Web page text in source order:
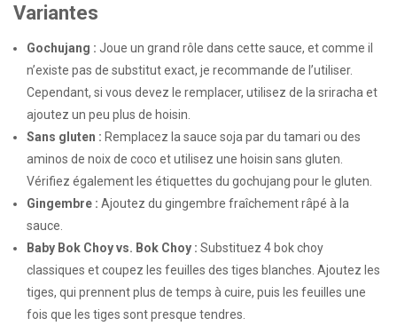
Variantes
Gochujang : Joue un grand rôle dans cette sauce, et comme il
n’existe pas de substitut exact, je recommande de l’utiliser.
Cependant, si vous devez le remplacer, utilisez de la sriracha et
ajoutez un peu plus de hoisin.
Sans gluten : Remplacez la sauce soja par du tamari ou des
aminos de noix de coco et utilisez une hoisin sans gluten.
Vérifiez également les étiquettes du gochujang pour le gluten.
Gingembre : Ajoutez du gingembre fraîchement râpé à la
sauce.
Baby Bok Choy vs. Bok Choy : Substituez 4 bok choy
classiques et coupez les feuilles des tiges blanches. Ajoutez les
tiges, qui prennent plus de temps à cuire, puis les feuilles une
fois que les tiges sont presque tendres.